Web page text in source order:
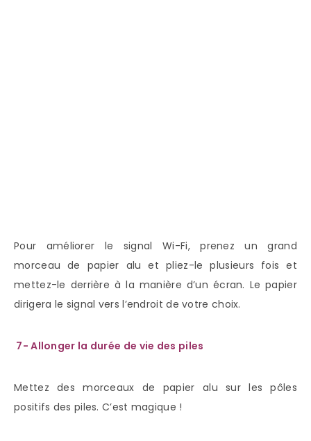
Pour améliorer le signal Wi-Fi, prenez un grand
morceau de papier alu et pliez-le plusieurs fois et
mettez-le derrière à la manière d’un écran. Le papier
dirigera le signal vers l’endroit de votre choix.
7- Allonger la durée de vie des piles
Mettez des morceaux de papier alu sur les pôles
positifs des piles. C’est magique !